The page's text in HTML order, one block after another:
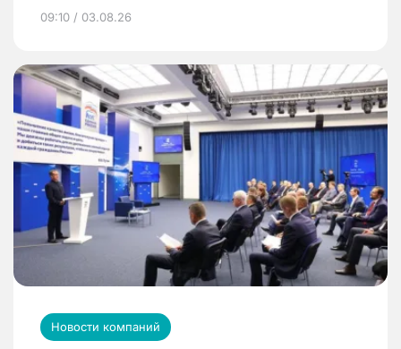
09:10 / 03.08.26
Новости компаний